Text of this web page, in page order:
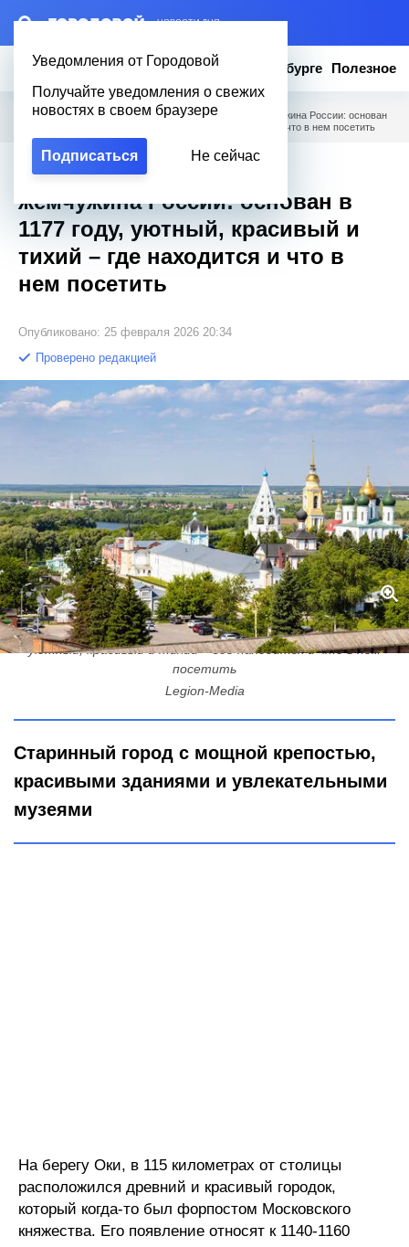
– НОВОСТИ ДНЯ
Уведомления от Городовой
Получайте уведомления о свежих
новостях в своем браузере
Подписаться Не сейчас
Новости Эксклюзив Вопросы о Петербурге Полезное
Городовой Полезное / Не город, а древнейшая жемчужина России: основан
в 1177 году, уютный, красивый и тихий – где находится и что в нем посетить
Не город, а древнейшая
жемчужина России: основан в
1177 году, уютный, красивый и
тихий – где находится и что в
нем посетить
Опубликовано: 25 февраля 2026 20:34
Проверено редакцией
Не город, а древнейшая жемчужина России: основан в 1177 году,
уютный, красивый и тихий – где находится и что в нем
посетить
Legion-Media
Старинный город с мощной крепостью,
красивыми зданиями и увлекательными
музеями
На берегу Оки, в 115 километрах от столицы
расположился древний и красивый городок,
который когда-то был форпостом Московского
княжества. Его появление относят к 1140-1160